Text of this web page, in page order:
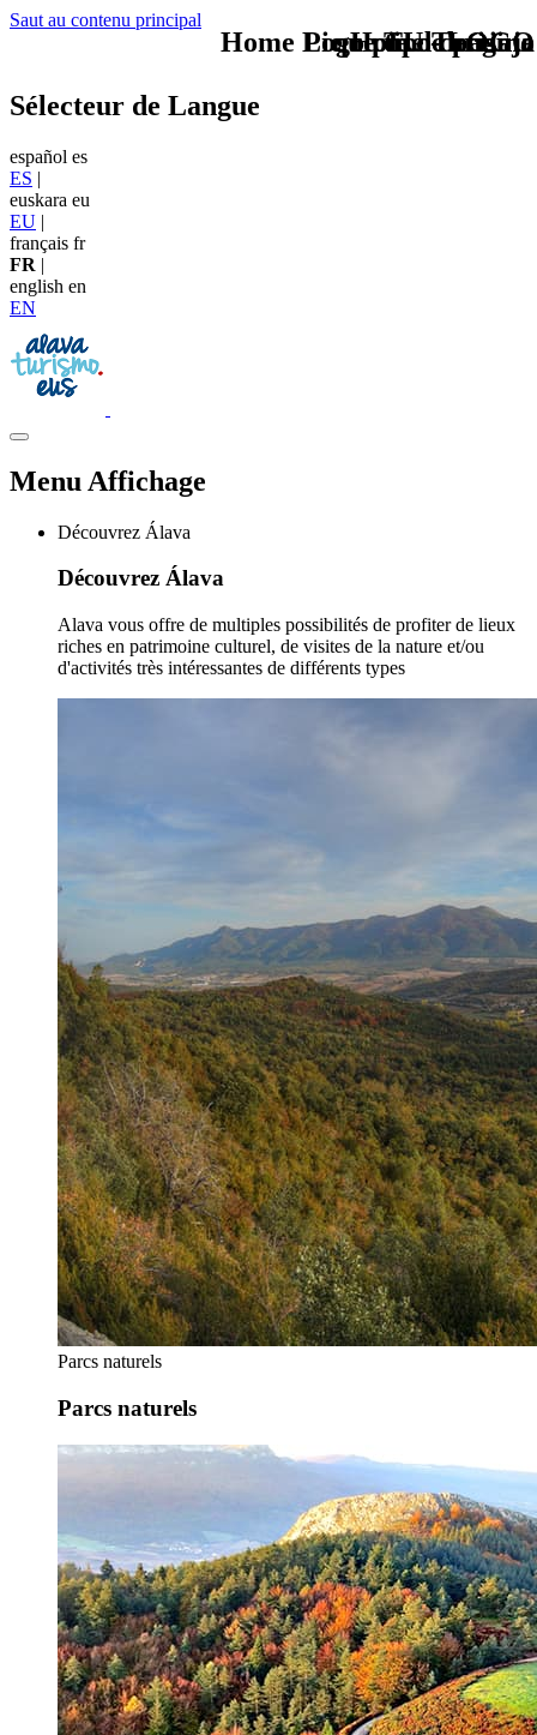
Saut au contenu principal
TU - LOGO
Sélecteur de Langue
español es
ES |
euskara eu
EU |
français fr
FR |
english en
EN
Menu Affichage
Découvrez Álava
Découvrez Álava
Alava vous offre de multiples possibilités de profiter de lieux
riches en patrimoine culturel, de visites de la nature et/ou
d'activités très intéressantes de différents types
Parcs naturels
Parcs naturels
que tipo de viaje
Home Logo pie de página
Pie Home Turismo